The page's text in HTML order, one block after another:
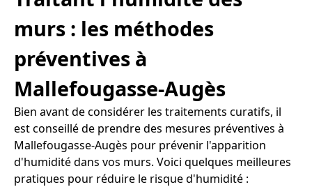
murs : les méthodes
préventives à
Mallefougasse-Augès
Bien avant de considérer les traitements curatifs, il
est conseillé de prendre des mesures préventives à
Mallefougasse-Augès pour prévenir l'apparition
d'humidité dans vos murs. Voici quelques meilleures
pratiques pour réduire le risque d'humidité :